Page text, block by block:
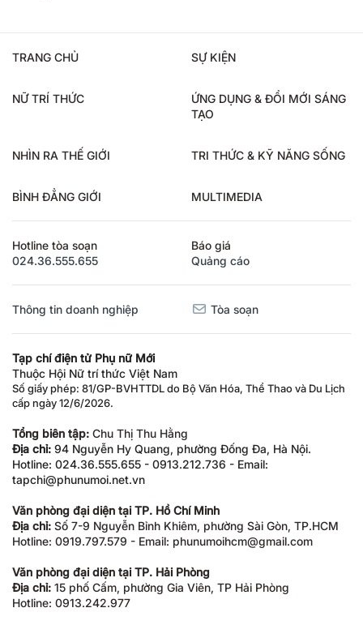
TRANG CHỦ SỰ KIỆN
NỮ TRÍ THỨC
ỨNG DỤNG & ĐỔI MỚI SÁNG
TẠO
NHÌN RA THẾ GIỚI TRI THỨC & KỸ NĂNG SỐNG
BÌNH ĐẲNG GIỚI MULTIMEDIA
Hotline tòa soạn
024.36.555.655
Báo giá
Quảng cáo
Thông tin doanh nghiệp Tòa soạn
Tạp chí điện tử Phụ nữ Mới
Thuộc Hội Nữ trí thức Việt Nam
Số giấy phép: 81/GP-BVHTTDL do Bộ Văn Hóa, Thể Thao và Du Lịch
cấp ngày 12/6/2026.
Tổng biên tập: Chu Thị Thu Hằng
Địa chỉ: 94 Nguyễn Hy Quang, phường Đống Đa, Hà Nội.
Hotline: 024.36.555.655 - 0913.212.736 - Email:
tapchi@phunumoi.net.vn
Văn phòng đại diện tại TP. Hồ Chí Minh
Địa chỉ: Số 7-9 Nguyễn Bỉnh Khiêm, phường Sài Gòn, TP.HCM
Hotline: 0919.797.579 - Email: phunumoihcm@gmail.com
Văn phòng đại diện tại TP. Hải Phòng
Địa chỉ: 15 phố Cấm, phường Gia Viên, TP Hải Phòng
Hotline: 0913.242.977